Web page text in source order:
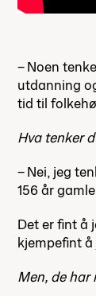
– Noen
utdanning
tid til
Hva tenker
– Nei, jeg
156 år
Det er fint å
kjempefint
Men, de har